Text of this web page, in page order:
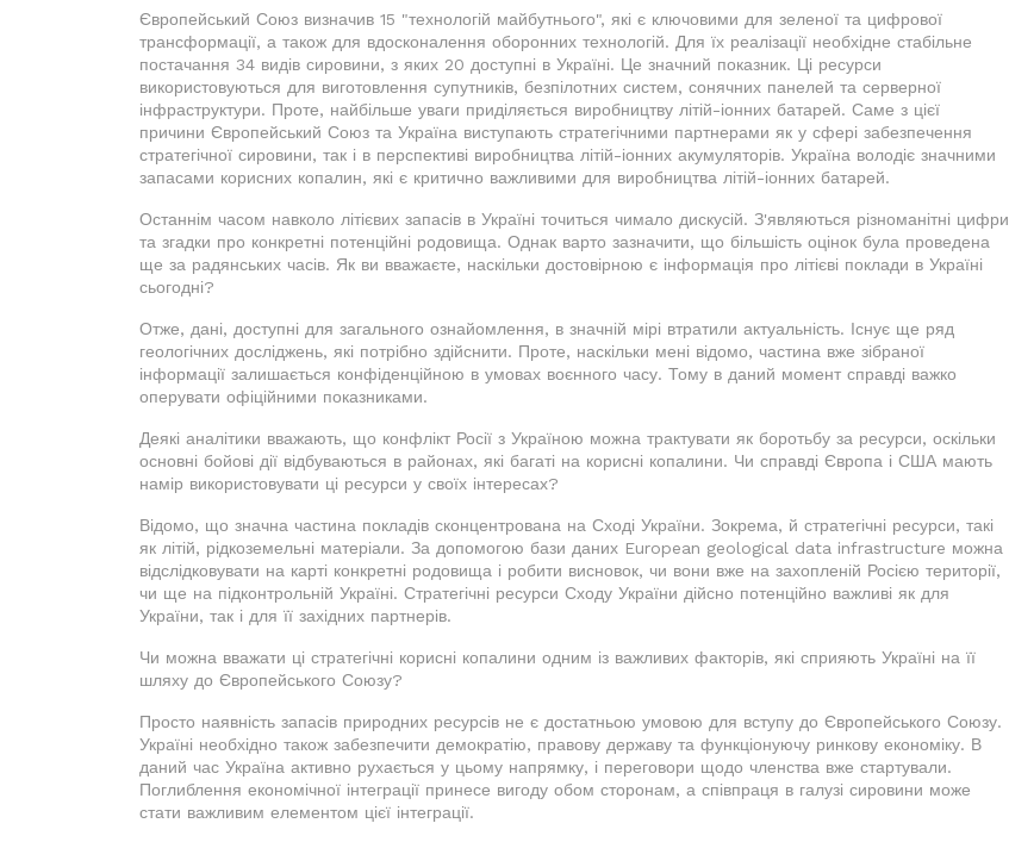
Європейський Союз визначив 15 "технологій майбутнього", які є ключовими для зеленої та цифрової
трансформації, а також для вдосконалення оборонних технологій. Для їх реалізації необхідне стабільне
постачання 34 видів сировини, з яких 20 доступні в Україні. Це значний показник. Ці ресурси
використовуються для виготовлення супутників, безпілотних систем, сонячних панелей та серверної
інфраструктури. Проте, найбільше уваги приділяється виробництву літій-іонних батарей. Саме з цієї
причини Європейський Союз та Україна виступають стратегічними партнерами як у сфері забезпечення
стратегічної сировини, так і в перспективі виробництва літій-іонних акумуляторів. Україна володіє значними
запасами корисних копалин, які є критично важливими для виробництва літій-іонних батарей.
Останнім часом навколо літієвих запасів в Україні точиться чимало дискусій. З'являються різноманітні цифри
та згадки про конкретні потенційні родовища. Однак варто зазначити, що більшість оцінок була проведена
ще за радянських часів. Як ви вважаєте, наскільки достовірною є інформація про літієві поклади в Україні
сьогодні?
Отже, дані, доступні для загального ознайомлення, в значній мірі втратили актуальність. Існує ще ряд
геологічних досліджень, які потрібно здійснити. Проте, наскільки мені відомо, частина вже зібраної
інформації залишається конфіденційною в умовах воєнного часу. Тому в даний момент справді важко
оперувати офіційними показниками.
Деякі аналітики вважають, що конфлікт Росії з Україною можна трактувати як боротьбу за ресурси, оскільки
основні бойові дії відбуваються в районах, які багаті на корисні копалини. Чи справді Європа і США мають
намір використовувати ці ресурси у своїх інтересах?
Відомо, що значна частина покладів сконцентрована на Сході України. Зокрема, й стратегічні ресурси, такі
як літій, рідкоземельні матеріали. За допомогою бази даних European geological data infrastructure можна
відслідковувати на карті конкретні родовища і робити висновок, чи вони вже на захопленій Росією території,
чи ще на підконтрольній Україні. Стратегічні ресурси Сходу України дійсно потенційно важливі як для
України, так і для її західних партнерів.
Чи можна вважати ці стратегічні корисні копалини одним із важливих факторів, які сприяють Україні на її
шляху до Європейського Союзу?
Просто наявність запасів природних ресурсів не є достатньою умовою для вступу до Європейського Союзу.
Україні необхідно також забезпечити демократію, правову державу та функціонуючу ринкову економіку. В
даний час Україна активно рухається у цьому напрямку, і переговори щодо членства вже стартували.
Поглиблення економічної інтеграції принесе вигоду обом сторонам, а співпраця в галузі сировини може
стати важливим елементом цієї інтеграції.